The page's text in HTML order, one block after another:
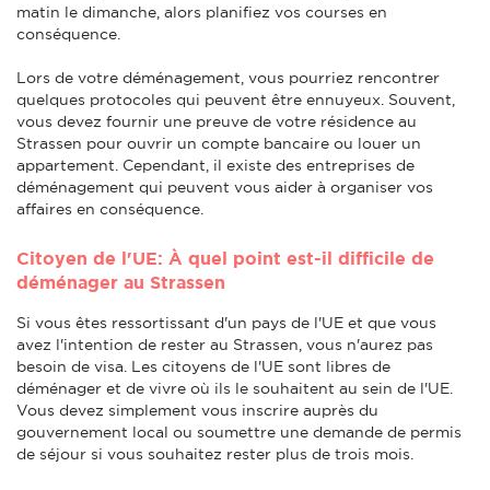
matin le dimanche, alors planifiez vos courses en
conséquence.
Lors de votre déménagement, vous pourriez rencontrer
quelques protocoles qui peuvent être ennuyeux. Souvent,
vous devez fournir une preuve de votre résidence au
Strassen pour ouvrir un compte bancaire ou louer un
appartement. Cependant, il existe des entreprises de
déménagement qui peuvent vous aider à organiser vos
affaires en conséquence.
Citoyen de l'UE: À quel point est-il difficile de
déménager au Strassen
Si vous êtes ressortissant d'un pays de l'UE et que vous
avez l'intention de rester au Strassen, vous n'aurez pas
besoin de visa. Les citoyens de l'UE sont libres de
déménager et de vivre où ils le souhaitent au sein de l'UE.
Vous devez simplement vous inscrire auprès du
gouvernement local ou soumettre une demande de permis
de séjour si vous souhaitez rester plus de trois mois.